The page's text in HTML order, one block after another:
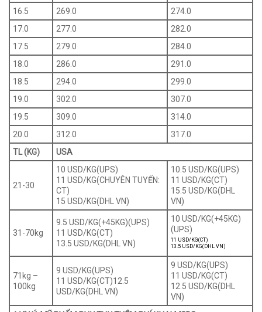
16.5
269.0
274.0
17.0
277.0
282.0
17.5
279.0
284.0
18.0
286.0
291.0
18.5
294.0
299.0
19.0
302.0
307.0
19.5
309.0
314.0
20.0
312.0
317.0
TL (KG)
USA
21-30
10 USD/KG(UPS)
11 USD/KG(CHUYÊN TUYẾN:
CT)
15 USD/KG(DHL VN)
10.5 USD/KG(UPS)
11 USD/KG(CT)
15.5 USD/KG(DHL
VN)
31-70kg
9.5 USD/KG(+45KG)(UPS)
11 USD/KG(CT)
13.5 USD/KG(DHL VN)
10 USD/KG(+45KG)
(UPS)
11 USD/KG(CT)
13.5 USD/KG(DHL VN)
71kg –
100kg
9 USD/KG(UPS)
11 USD/KG(CT)12.5
USD/KG(DHL VN)
9 USD/KG(UPS)
11 USD/KG(CT)
12.5 USD/KG(DHL
VN)